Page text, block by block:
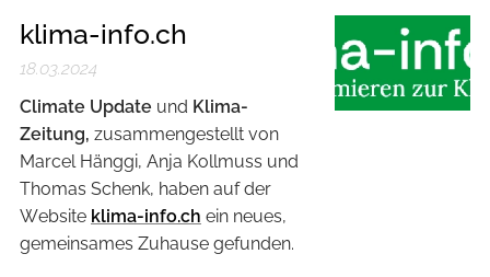
klima-info.ch
18.03.2024
Climate Update und Klima-
Zeitung, zusammengestellt von
Marcel Hänggi, Anja Kollmuss und
Thomas Schenk, haben auf der
Website klima-info.ch ein neues,
gemeinsames Zuhause gefunden.